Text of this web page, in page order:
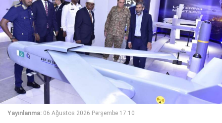
Yayınlanma: 06 Ağustos 2026 Perşembe 17:10